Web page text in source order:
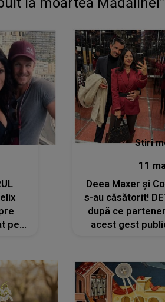
pe
Stiri
11
Deea Maxer și
s-au căsătorit!
după ce
acest gest